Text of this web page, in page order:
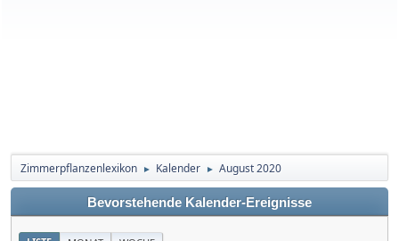
Zimmerpflanzenlexikon ► Kalender ► August 2020
Bevorstehende Kalender-Ereignisse